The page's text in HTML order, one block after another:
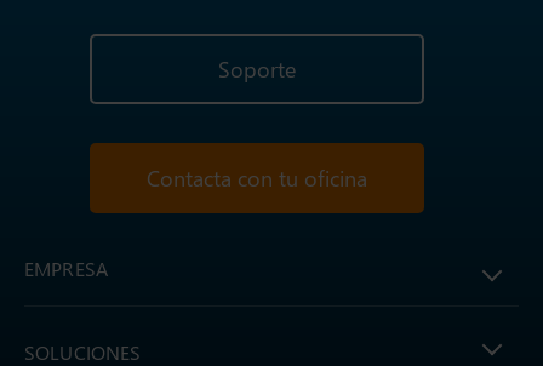
Soporte
Contacta con tu oficina
EMPRESA
SOLUCIONES